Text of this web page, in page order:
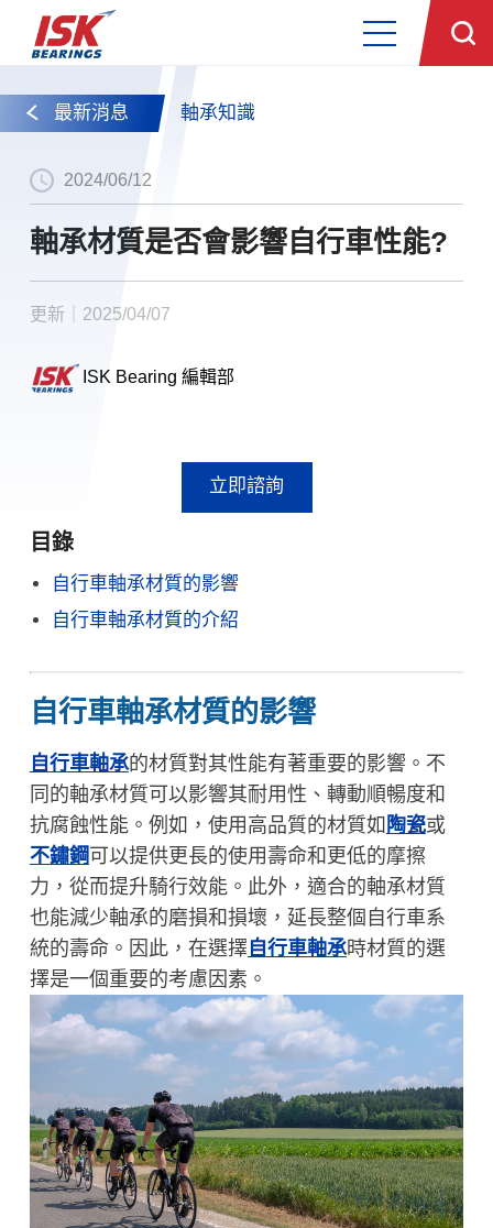
最新消息 軸承知識
2024/06/12
軸承材質是否會影響自行車性能?
更新｜2025/04/07
ISK Bearing 編輯部
立即諮詢
目錄
自行車軸承材質的影響
自行車軸承材質的介紹
自行車軸承材質的影響
自行車軸承的材質對其性能有著重要的影響。不
同的軸承材質可以影響其耐用性、轉動順暢度和
抗腐蝕性能。例如，使用高品質的材質如 陶瓷或
不鏽鋼可以提供更長的使用壽命和更低的摩擦
力，從而提升騎行效能。此外，適合的軸承材質
也能減少軸承的磨損和損壞，延長整個自行車系
統的壽命。因此，在選擇自行車軸承時材質的選
擇是一個重要的考慮因素。